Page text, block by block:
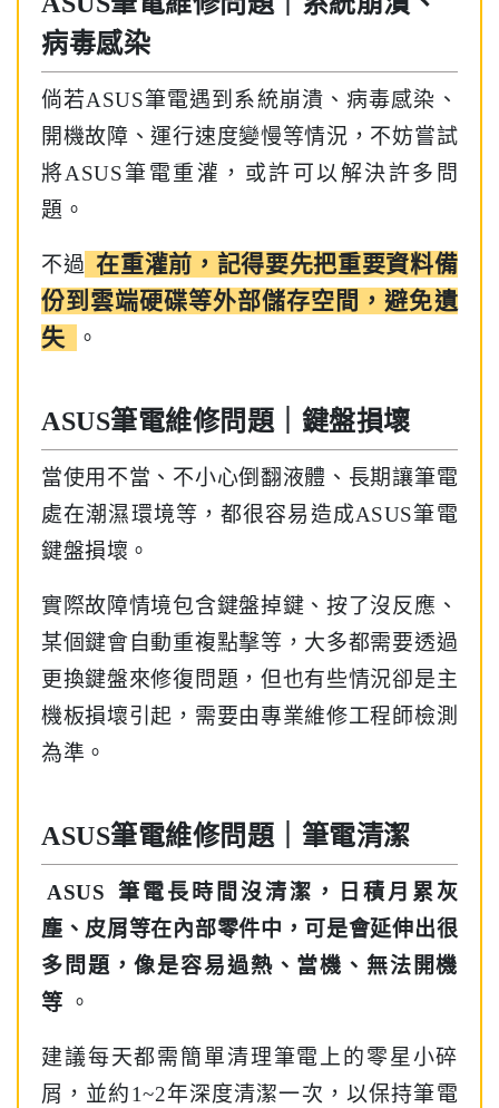
病毒感染
倘若ASUS筆電遇到系統崩潰、病毒感染、
開機故障、運行速度變慢等情況，不妨嘗試
將ASUS筆電重灌，或許可以解決許多問
題。
不過 在重灌前，記得要先把重要資料備
份到雲端硬碟等外部儲存空間，避免遺
失
。
ASUS筆電維修問題｜鍵盤損壞
當使用不當、不小心倒翻液體、長期讓筆電
處在潮濕環境等，都很容易造成ASUS筆電
鍵盤損壞。
實際故障情境包含鍵盤掉鍵、按了沒反應、
某個鍵會自動重複點擊等，大多都需要透過
更換鍵盤來修復問題，但也有些情況卻是主
機板損壞引起，需要由專業維修工程師檢測
為準。
ASUS筆電維修問題｜筆電清潔
ASUS
筆電長時間沒清潔，日積月累灰
塵、皮屑等在內部零件中，可是會延伸出很
多問題，像是容易過熱、當機、無法開機
等 。
建議每天都需簡單清理筆電上的零星小碎
屑，並約1~2年深度清潔一次，以保持筆電